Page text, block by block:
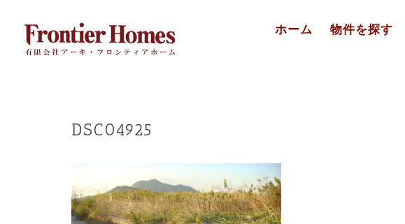
content
ホーム 物件を探す
DSC04925